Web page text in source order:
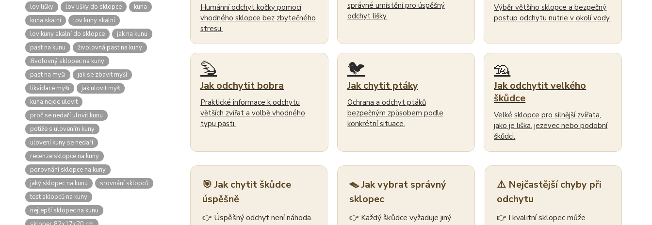
lov lišky
lov lišky do sklopce
kuna
kuna skalní
lov kuny skalní
lov kuny skalní do sklopce
jak na kunu
past na kunu
živolovná past na kuny
živolovný sklopec na kuny
past na myši
jak se zbavit myší
likvidace myší
jak ulovit myš
kuna nejde ulovit
proč se nedaří ulovit kunu
potíže s ulovením kuny
ulovení kuny se nedaří
recenze sklopce na kuny
porovnání sklopce na kuny
jaký sklopec na kunu
srovnání sklopců
test sklopců na kuny
nejlepší sklopec na kunu
Humánní odchyt kočky pomocí
vhodného sklopce bez zbytečného
stresu.
správné umístění pro úspěšný
odchyt lišky.
Výběr většího sklopce a bezpečný
postup odchytu nutrie v okolí vody.
🦫
Jak odchytit bobra
Praktické informace k odchytu
větších zvířat a volbě vhodného
typu pasti.
🐦
Jak chytit ptáky
Ochrana a odchyt ptáků
bezpečným způsobem podle
konkrétní situace.
🦡
Jak odchytit velkého
škůdce
Velké sklopce pro silnější zvířata,
jako je liška, jezevec nebo podobní
škůdci.
🎯 Jak chytit škůdce
úspěšně
👉 Úspěšný odchyt není náhoda.
🪤 Jak vybrat správný
sklopec
👉 Každý škůdce vyžaduje jiný
⚠️ Nejčastější chyby při
odchytu
👉 I kvalitní sklopec může